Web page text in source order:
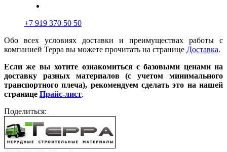
+7 919 370 50 50
Обо всех условиях доставки и преимуществах работы с
компанией Терра вы можете прочитать на странице Доставка.
Если же вы хотите ознакомиться с базовыми ценами на
доставку разных материалов (с учетом минимального
транспортного плеча), рекомендуем сделать это на нашей
странице Прайс-лист.
Поделиться: